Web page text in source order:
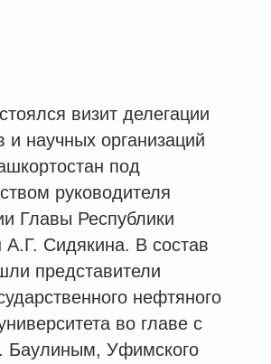
визит делегации
и научных организаций
под
руководителя
Главы Республики
А.Г. Сидякина. В состав
представители
нефтяного
во главе с
Баулиным, Уфимского